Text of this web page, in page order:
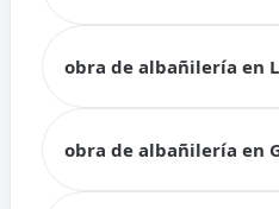
obra de albañilería en
obra de albañilería en